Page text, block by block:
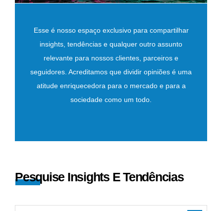
Esse é nosso espaço exclusivo para compartilhar
insights, tendências e qualquer outro assunto
relevante para nossos clientes, parceiros e
seguidores. Acreditamos que dividir opiniões é uma
atitude enriquecedora para o mercado e para a
sociedade como um todo.
Pesquise Insights E Tendências